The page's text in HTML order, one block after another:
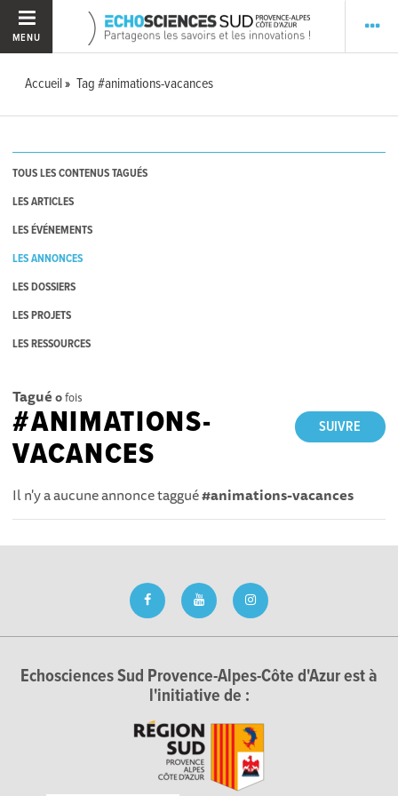
MENU
Accueil Tag #animations-vacances
TOUS LES CONTENUS TAGUÉS
LES ARTICLES
LES ÉVÉNEMENTS
LES ANNONCES
LES DOSSIERS
LES PROJETS
LES RESSOURCES
Tagué 0fois
SUIVRE
#ANIMATIONS-
VACANCES
Il n'y a aucune annonce taggué#animations-vacances
Echosciences Sud Provence-Alpes-Côte d'Azur est à
l'initiative de :